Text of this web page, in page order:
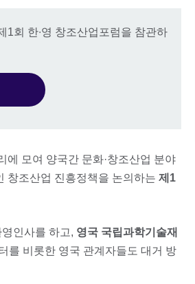
1회 한∙영 창조산업포럼을 참관하
에 모여 양국간 문화·창조산업 분야
창조산업 진흥정책을 논의하는 제1
인사를 하고, 영국 국립과학기술재
를 비롯한 영국 관계자들도 대거 방